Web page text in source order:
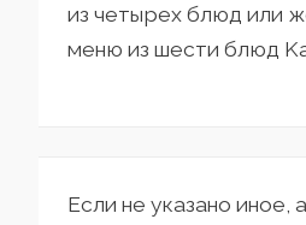
из четырех блюд или
меню из шести блюд
Если не указано иное,